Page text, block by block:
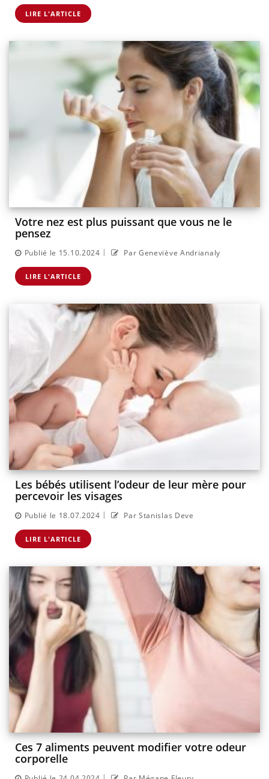
LIRE L'ARTICLE
Votre nez est plus puissant que vous ne le
pensez
Publié le 15.10.2024 | Par Geneviève Andrianaly
LIRE L'ARTICLE
Les bébés utilisent l’odeur de leur mère pour
percevoir les visages
Publié le 18.07.2024 | Par Stanislas Deve
LIRE L'ARTICLE
Ces 7 aliments peuvent modifier votre odeur
corporelle